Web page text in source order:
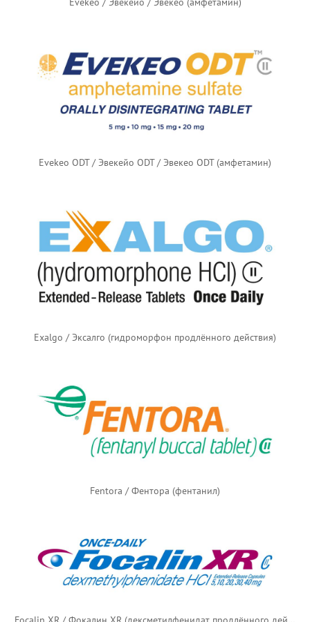
Evekeo ODT / Эвекейо ODT / Эвекео ODT (амфетамин)
Exalgo / Эксалго (гидроморфон продлённого действия)
Fentora / Фентора (фентанил)